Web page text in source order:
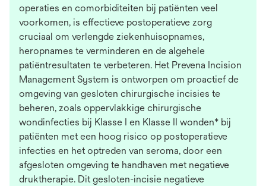
operaties en comorbiditeiten bij patiënten veel
voorkomen, is effectieve postoperatieve zorg
cruciaal om verlengde ziekenhuisopnames,
heropnames te verminderen en de algehele
patiëntresultaten te verbeteren. Het Prevena Incision
Management System is ontworpen om proactief de
omgeving van gesloten chirurgische incisies te
beheren, zoals oppervlakkige chirurgische
wondinfecties bij Klasse I en Klasse II wonden* bij
patiënten met een hoog risico op postoperatieve
infecties en het optreden van seroma, door een
afgesloten omgeving te handhaven met negatieve
druktherapie. Dit gesloten-incisie negatieve